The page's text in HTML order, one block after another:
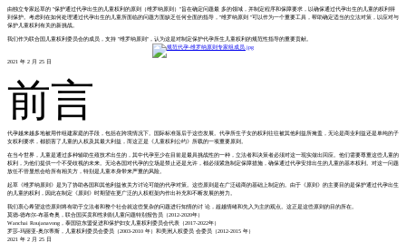
由独立专家起草的 "保护通过代孕出生的儿童权利的原则（维罗纳原则）"旨在确定问题最 多的领域，并制定程序和保障要求，以确保通过代孕出生的儿童的权利得
到保护。考虑到在如何处理通过代孕出生的儿童所面临的问题方面缺乏任何全面的指导，"维罗纳原则 "可以作为一个重要工具，帮助确定适当的立法对策，以应对与
保护儿童权利有关的新挑战。
我们作为联合国儿童权利委员会的成员，支持 "维罗纳原则"，认为这是对制定保护代孕所生儿童权利的规范性指导的重要贡献。
2021 年 2 月 25 日
前言
代孕越来越多地被用作组建家庭的手段，包括在跨境情况下。国际标准落后于这些发展。代孕所生子女的权利往往被其他利益所掩盖，无论是商业利益还是单纯的子
女权利要求，都损害了儿童的人权及其最大利益，而这正是《儿童权利公约》所载的一项重要原则。
在当今世界，儿童是通过多种辅助生殖技术出生的，其中代孕至少在目前是最具挑战性的一种，立法者和决策者必须对这一现实做出回应。他们需要尊重这些儿童的
权利，为他们提供一个不受歧视的未来。无论各国对代孕的立场是禁止还是允许，都必须紧急制定保障措施，确保通过代孕安排出生的儿童的基本权利。对这一问题
放任不管显然会给所有相关方，特别是儿童本身带来严重的风险。
起草《维罗纳原则》是为了协助各国和其他利益攸关方讨论可能的代孕对策。这些原则是在广泛磋商的基础上制定的。由于《原则》的主要目的是保护通过代孕出生
的儿童的权利，因此在制定《原则》时期望在更广泛的人权框架内作出补充和不断发展的努力。
我们衷心希望这些原则将有助于立法者和整个社会就这些复杂的问题进行知情的讨 论，超越情绪和先入为主的观点。这正是这些原则的目的所在。
莫德-德布尔-布基奇奥，联合国买卖和性剥削儿童问题特别报告员（2012-2020年）
Wanchai Roujanavong，泰国驻东盟促进和保护妇女儿童权利委员会代表（2017-2022年）
罗莎-玛丽亚-奥尔蒂斯，儿童权利委员会委员（2003-2010 年）和美洲人权委员 会委员（2012-2015 年）
2021 年 2 月 25 日